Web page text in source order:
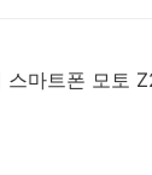
마트폰 모토